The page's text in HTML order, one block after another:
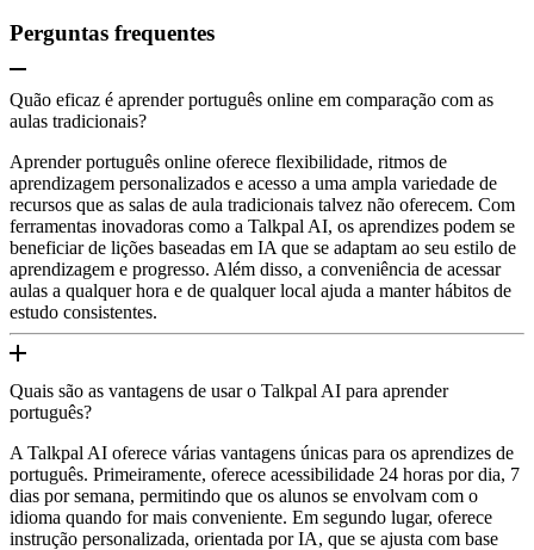
Perguntas frequentes
Quão eficaz é aprender português online em comparação com as
aulas tradicionais?
Aprender português online oferece flexibilidade, ritmos de
aprendizagem personalizados e acesso a uma ampla variedade de
recursos que as salas de aula tradicionais talvez não oferecem. Com
ferramentas inovadoras como a Talkpal AI, os aprendizes podem se
beneficiar de lições baseadas em IA que se adaptam ao seu estilo de
aprendizagem e progresso. Além disso, a conveniência de acessar
aulas a qualquer hora e de qualquer local ajuda a manter hábitos de
estudo consistentes.
Quais são as vantagens de usar o Talkpal AI para aprender
português?
A Talkpal AI oferece várias vantagens únicas para os aprendizes de
português. Primeiramente, oferece acessibilidade 24 horas por dia, 7
dias por semana, permitindo que os alunos se envolvam com o
idioma quando for mais conveniente. Em segundo lugar, oferece
instrução personalizada, orientada por IA, que se ajusta com base